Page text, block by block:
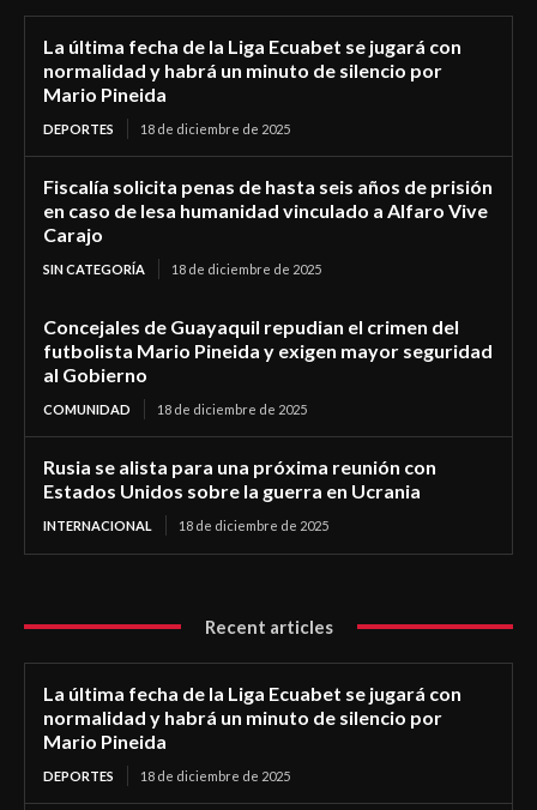
La última fecha de la Liga Ecuabet se jugará con
normalidad y habrá un minuto de silencio por
Mario Pineida
DEPORTES 18 de diciembre de 2025
Fiscalía solicita penas de hasta seis años de prisión
en caso de lesa humanidad vinculado a Alfaro Vive
Carajo
SIN CATEGORÍA 18 de diciembre de 2025
Concejales de Guayaquil repudian el crimen del
futbolista Mario Pineida y exigen mayor seguridad
al Gobierno
COMUNIDAD 18 de diciembre de 2025
Rusia se alista para una próxima reunión con
Estados Unidos sobre la guerra en Ucrania
INTERNACIONAL 18 de diciembre de 2025
Recent articles
La última fecha de la Liga Ecuabet se jugará con
normalidad y habrá un minuto de silencio por
Mario Pineida
DEPORTES 18 de diciembre de 2025